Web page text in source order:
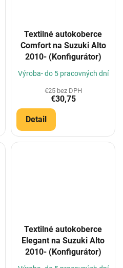
Textilné autokoberce
Comfort na Suzuki Alto
2010- (Konfigurátor)
Výroba- do 5 pracovných dní
€25 bez DPH
€30,75
Detail
Textilné autokoberce
Elegant na Suzuki Alto
2010- (Konfigurátor)